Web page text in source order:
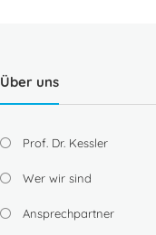
Über uns
Prof. Dr. Kessler
Wer wir sind
Ansprechpartner